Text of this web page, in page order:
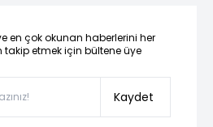
en çok okunan haberlerini her
etmek için bültene üye
Kaydet